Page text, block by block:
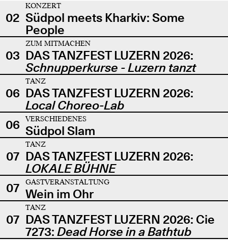
02
KONZERT
Südpol meets Kharkiv: Some
People
03
ZUM MITMACHEN
DAS TANZFEST LUZERN 2026:
Schnupperkurse - Luzern tanzt
06
TANZ
DAS TANZFEST LUZERN 2026:
Local Choreo-Lab
06
VERSCHIEDENES
Südpol Slam
07
TANZ
DAS TANZFEST LUZERN 2026:
LOKALE BÜHNE
07
GASTVERANSTALTUNG
Wein im Ohr
07
TANZ
DAS TANZFEST LUZERN 2026: Cie
7273: Dead Horse in a Bathtub